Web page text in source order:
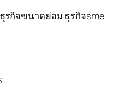
รกิจขนาดย่อม ธุรกิจsme